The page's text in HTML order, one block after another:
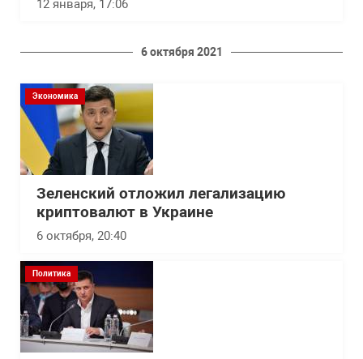
12 января, 17:06
6 октября 2021
Экономика
Зеленский отложил легализацию
криптовалют в Украине
6 октября, 20:40
Политика